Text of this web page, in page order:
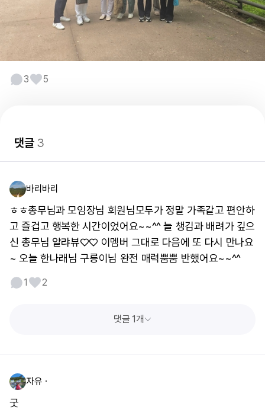
3 5
댓글3
바리바리
ㅎㅎ총무님과 모임장님 회원님모두가 정말 가족같고 편안하
고 즐겁고 행복한 시간이었어요~~^^ 늘 챙김과 배려가 깊으
신 총무님 알랴뷰♡♡ 이멤버 그대로 다음에 또 다시 만나요
~ 오늘 한나래님 구릉이님 완전 매력뿜뿜 반했어요~~^^
1 2
댓글 1개
자유ㆍ
굿